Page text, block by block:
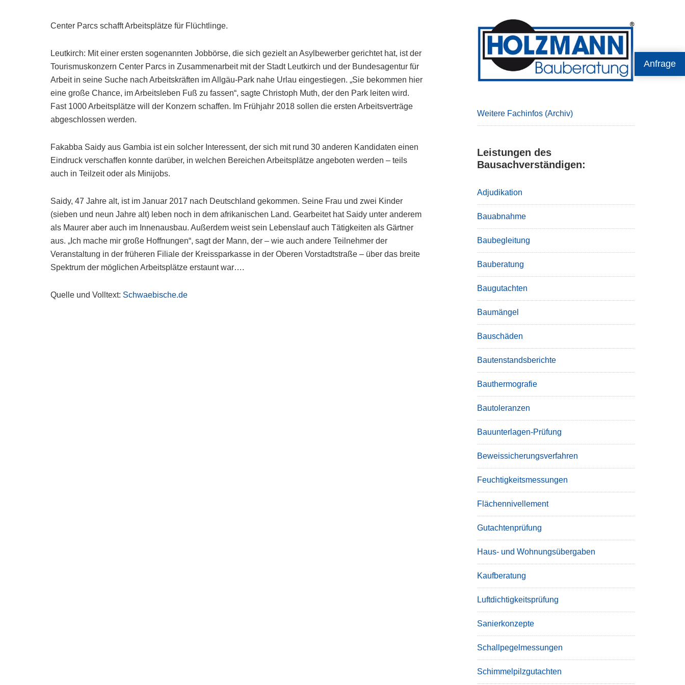
Anfrage
Center Parcs schafft Arbeitsplätze für Flüchtlinge.
Leutkirch: Mit einer ersten sogenannten Jobbörse, die sich gezielt an Asylbewerber gerichtet hat, ist der
Tourismuskonzern Center Parcs in Zusammenarbeit mit der Stadt Leutkirch und der Bundesagentur für
Arbeit in seine Suche nach Arbeitskräften im Allgäu-Park nahe Urlau eingestiegen. „Sie bekommen hier
eine große Chance, im Arbeitsleben Fuß zu fassen“, sagte Christoph Muth, der den Park leiten wird.
Fast 1000 Arbeitsplätze will der Konzern schaffen. Im Frühjahr 2018 sollen die ersten Arbeitsverträge
abgeschlossen werden.
Fakabba Saidy aus Gambia ist ein solcher Interessent, der sich mit rund 30 anderen Kandidaten einen
Eindruck verschaffen konnte darüber, in welchen Bereichen Arbeitsplätze angeboten werden – teils
auch in Teilzeit oder als Minijobs.
Saidy, 47 Jahre alt, ist im Januar 2017 nach Deutschland gekommen. Seine Frau und zwei Kinder
(sieben und neun Jahre alt) leben noch in dem afrikanischen Land. Gearbeitet hat Saidy unter anderem
als Maurer aber auch im Innenausbau. Außerdem weist sein Lebenslauf auch Tätigkeiten als Gärtner
aus. „Ich mache mir große Hoffnungen“, sagt der Mann, der – wie auch andere Teilnehmer der
Veranstaltung in der früheren Filiale der Kreissparkasse in der Oberen Vorstadtstraße – über das breite
Spektrum der möglichen Arbeitsplätze erstaunt war….
Quelle und Volltext: Schwaebische.de
Primary
Sidebar
Weitere Fachinfos (Archiv)
Leistungen des
Bausachverständigen:
Adjudikation
Bauabnahme
Baubegleitung
Bauberatung
Baugutachten
Baumängel
Bauschäden
Bautenstandsberichte
Bauthermografie
Bautoleranzen
Bauunterlagen-Prüfung
Beweissicherungsverfahren
Feuchtigkeitsmessungen
Flächennivellement
Gutachtenprüfung
Haus- und Wohnungsübergaben
Kaufberatung
Luftdichtigkeitsprüfung
Sanierkonzepte
Schallpegelmessungen
Schimmelpilzgutachten